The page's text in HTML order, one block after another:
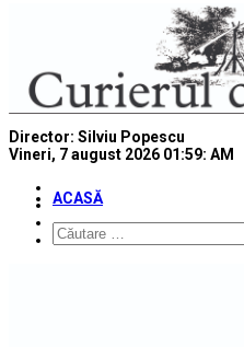
Director: Silviu Popescu
Vineri, 7 august 2026 01:59: AM
ACASĂ